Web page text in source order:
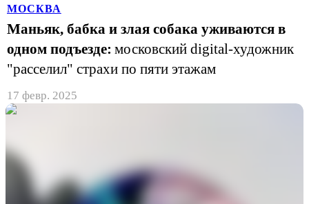
МОСКВА
Маньяк, бабка и злая собака уживаются в
одном подъезде: московский digital-художник
"расселил" страхи по пяти этажам
17 февр. 2025